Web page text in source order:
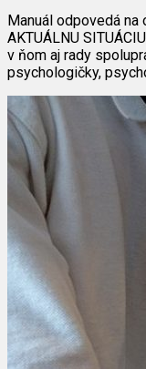
Manuál odpovedá na
AKTUÁLNU
v ňom aj rady
psychologičky,